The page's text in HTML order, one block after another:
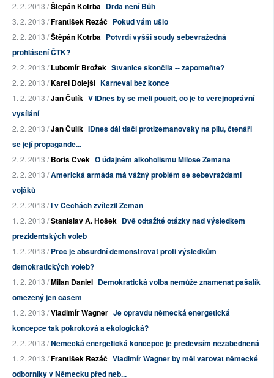
2. 2. 2013 /Štěpán Kotrba Drda není Bůh
3. 2. 2013 /František Řezáč Pokud vám ušlo
2. 2. 2013 /Štěpán Kotrba Potvrdí vyšší soudy sebevražedná
prohlášení ČTK?
2. 2. 2013 /Lubomír Brožek Štvanice skončila -- zapomeňte?
2. 2. 2013 /Karel Dolejší Karneval bez konce
1. 2. 2013 /Jan Čulík V IDnes by se měli poučit, co je to veřejnoprávní
vysílání
2. 2. 2013 /Jan Čulík IDnes dál tlačí protizemanovsky na pilu, čtenáři
se její propagandě...
2. 2. 2013 /Boris Cvek O údajném alkoholismu Miloše Zemana
2. 2. 2013 /Americká armáda má vážný problém se sebevraždami
vojáků
2. 2. 2013 /I v Čechách zvítězil Zeman
1. 2. 2013 /Stanislav A. Hošek Dvě odtažité otázky nad výsledkem
prezidentských voleb
1. 2. 2013 /Proč je absurdní demonstrovat proti výsledkům
demokratických voleb?
1. 2. 2013 /Milan Daniel Demokratická volba nemůže znamenat pašalík
omezený jen časem
1. 2. 2013 /Vladimír Wagner Je opravdu německá energetická
koncepce tak pokroková a ekologická?
2. 2. 2013 /Německá energetická koncepce je především nezabedněná
1. 2. 2013 /František Řezáč Vladimír Wagner by měl varovat německé
odborníky v Německu před neb...